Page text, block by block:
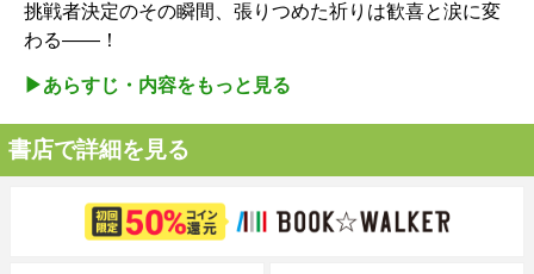
挑戦者決定のその瞬間、張りつめた祈りは歓喜と涙に変
わる――！
▶︎あらすじ・内容をもっと見る
書店で詳細を見る